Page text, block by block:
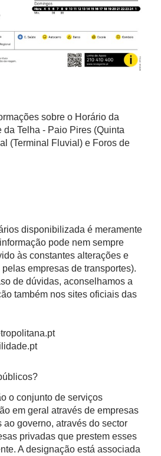
sobre o Horário da
da Telha - Paio Pires (Quinta
(Terminal Fluvial) e Foros de
disponibilizada é meramente
pode nem sempre
às constantes alterações e
empresas de transportes).
de dúvidas, aconselhamos a
também nos sites oficiais das
o conjunto de serviços
em geral através de empresas
governo, através do sector
privadas que prestem esses
A designação está associada